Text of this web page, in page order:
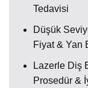
Tedavisi
Düşük
Fiyat & Yan
Lazerle Diş
Prosedür &